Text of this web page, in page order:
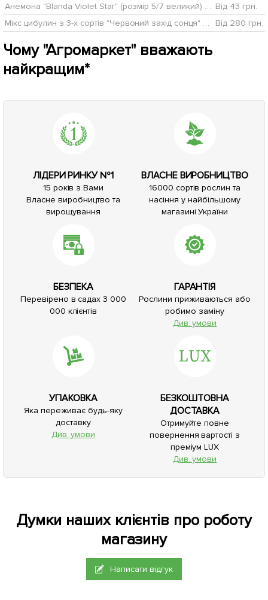
Анемона "Blanda Violet Star" (розмір 5/7 великий) 5шт в упаковці Від 43 грн.
Мікс цибулин з 3-х сортів "Червоний захід сонця" (Raspberry sunset) 11шт цибулин
Від 280 грн.
Чому "Агромаркет" вважають
найкращим*
ЛІДЕРИ РИНКУ №1
15 років з Вами
Власне виробництво та
вирощування
ВЛАСНЕ ВИРОБНИЦТВО
16000 сортів рослин та
насіння у найбільшому
магазині України
БЕЗПЕКА
Перевірено в садах 3 000
000 клієнтів
ГАРАНТІЯ
Рослини приживаються або
робимо заміну
Див. умови
УПАКОВКА
Яка переживає будь-яку
доставку
Див. умови
БЕЗКОШТОВНА
ДОСТАВКА
Отримуйте повне
повернення вартості з
преміум LUX
Див. умови
Думки наших клієнтів про роботу
магазину
Написати відгук